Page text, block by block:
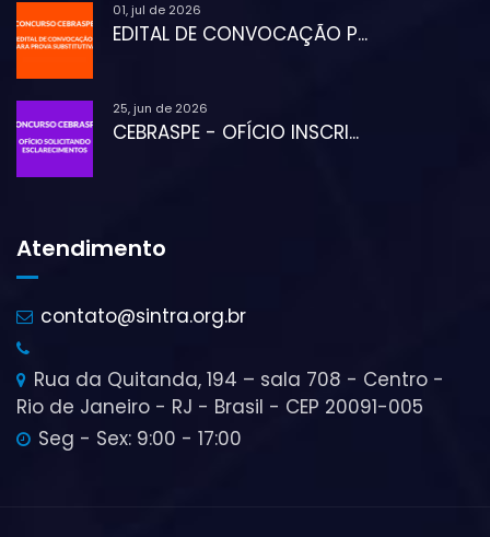
01, jul de 2026
EDITAL DE CONVOCAÇÃO P...
25, jun de 2026
CEBRASPE - OFÍCIO INSCRI...
Atendimento
contato@sintra.org.br
Rua da Quitanda, 194 – sala 708 - Centro -
Rio de Janeiro - RJ - Brasil - CEP 20091-005
Seg - Sex: 9:00 - 17:00